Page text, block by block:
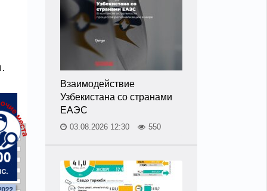
Взаимодействие
Узбекистана со странами
ЕАЭС
03.08.2026 12:30 550